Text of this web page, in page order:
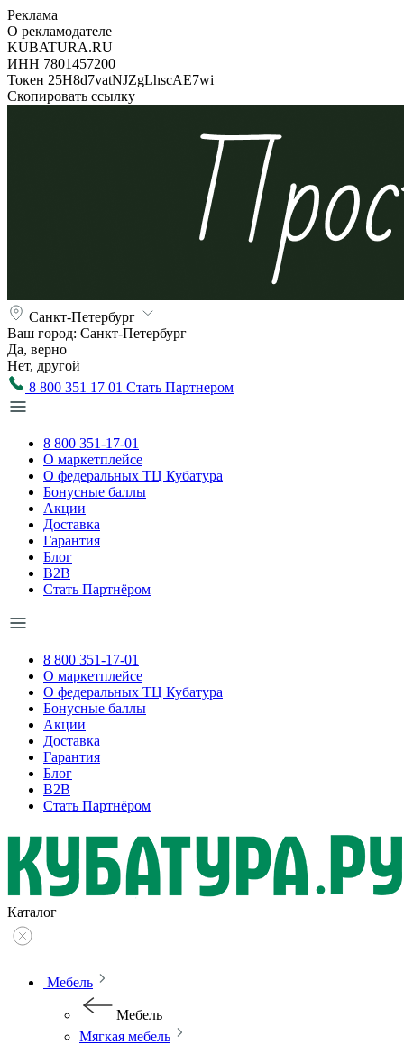
Реклама
О рекламодателе
KUBATURA.RU
ИНН 7801457200
Токен 25H8d7vatNJZgLhscAE7wi
Скопировать ссылку
Санкт-Петербург
Ваш город: Санкт-Петербург
Да, верно
Нет, другой
8 800 351 17 01 Стать Партнером
8 800 351-17-01
О маркетплейсе
О федеральных ТЦ Кубатура
Бонусные баллы
Акции
Доставка
Гарантия
Блог
B2B
Стать Партнёром
8 800 351-17-01
О маркетплейсе
О федеральных ТЦ Кубатура
Бонусные баллы
Акции
Доставка
Гарантия
Блог
B2B
Стать Партнёром
Каталог
Мебель
Мебель
Мягкая мебель